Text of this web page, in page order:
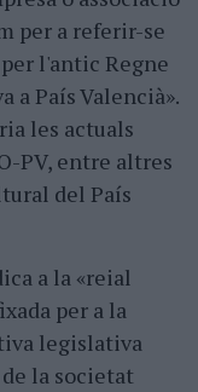
per a referir-se
l'antic Regne
a País Valencià».
les actuals
PV, entre altres
del País
a la «reial
per a la
legislativa
la societat